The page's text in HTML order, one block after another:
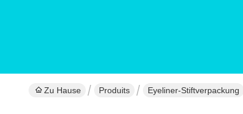
Zu Hause Produits Eyeliner-Stiftverpackung